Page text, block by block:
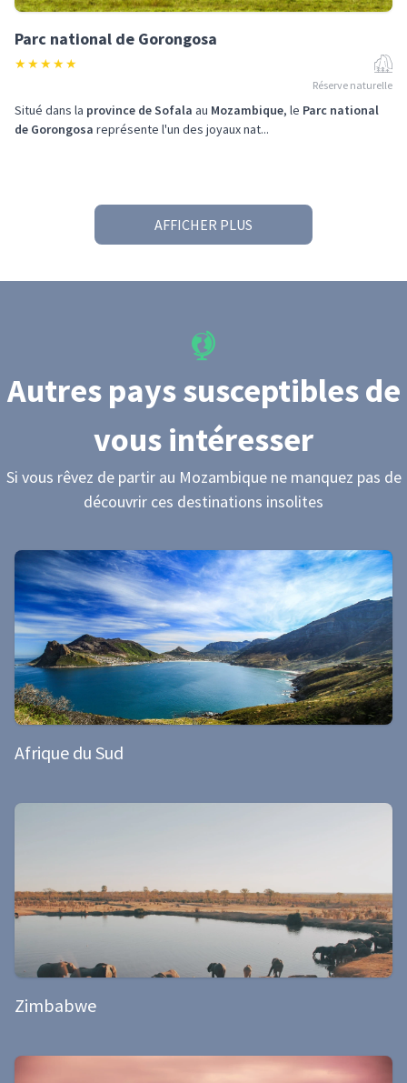
Parc national de Gorongosa
★★★★★
Réserve naturelle
Situé dans la province de Sofala au Mozambique, le Parc national
de Gorongosa représente l'un des joyaux nat...
AFFICHER PLUS
Autres pays susceptibles de
vous intéresser
Si vous rêvez de partir au Mozambiquene manquez pas de
découvrir ces destinations insolites
Afrique du Sud
Zimbabwe